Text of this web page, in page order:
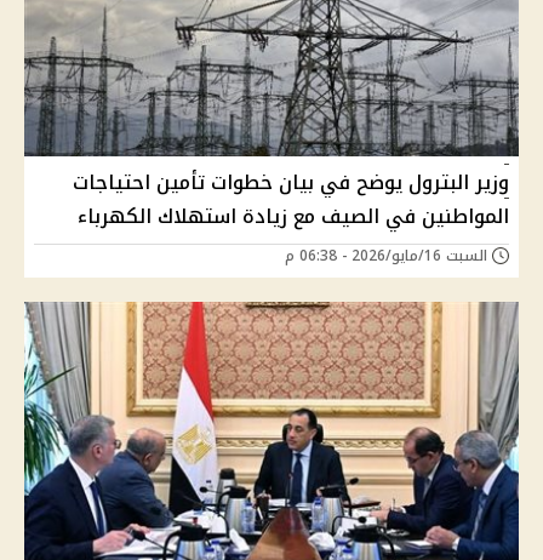
وزير البترول يوضح في بيان خطوات تأمين احتياجات
المواطنين في الصيف مع زيادة استهلاك الكهرباء
السبت 16/مايو/2026 - 06:38 م